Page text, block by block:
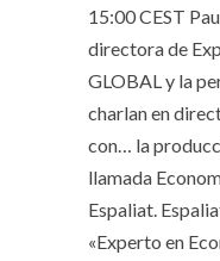
15:00 CEST
directora de
GLOBAL y la
charlan en
con… la
llamada
Espaliat.
«Experto en